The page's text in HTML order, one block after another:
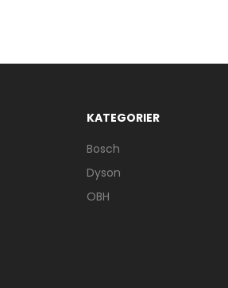
KATEGORIER
Bosch
Dyson
OBH